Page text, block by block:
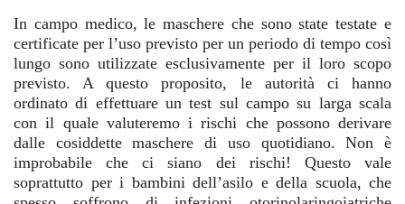
In campo medico, le maschere che sono state testate e
certificate per l’uso previsto per un periodo di tempo così
lungo sono utilizzate esclusivamente per il loro scopo
previsto. A questo proposito, le autorità ci hanno
ordinato di effettuare un test sul campo su larga scala
con il quale valuteremo i rischi che possono derivare
dalle cosiddette maschere di uso quotidiano. Non è
improbabile che ci siano dei rischi! Questo vale
soprattutto per i bambini dell’asilo e della scuola, che